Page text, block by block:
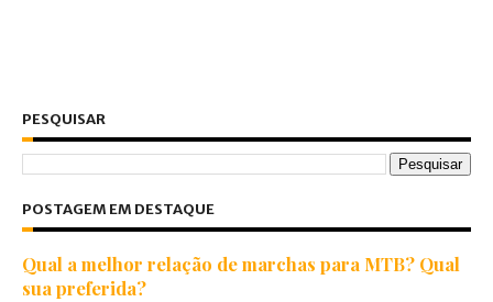
PESQUISAR
POSTAGEM EM DESTAQUE
Qual a melhor relação de marchas para MTB? Qual
sua preferida?